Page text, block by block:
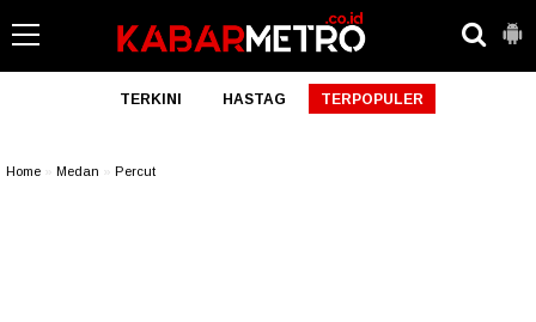
TERKINI HASTAG TERPOPULER
Home Medan Percut